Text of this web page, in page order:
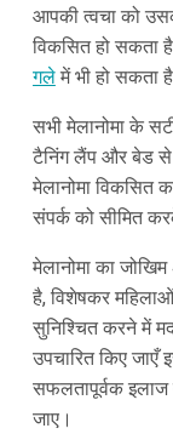
आपकी त्वचा को
विकसित हो
गलेमें भी हो सकता
सभी मेलानोमा के
टैनिंग लैंप और बेड से
मेलानोमा विकसित
संपर्क को सीमित
मेलानोमा का
है, विशेषकर
सुनिश्चित करने में
उपचारित किए
सफलतापूर्वक इलाज
जाए।